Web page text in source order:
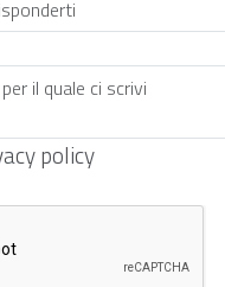
policy